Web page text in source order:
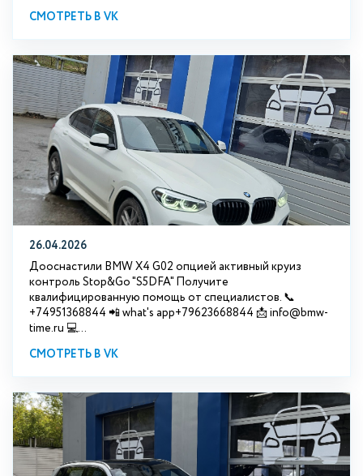
СМОТРЕТЬ В VK
26.04.2026
Дооснастили BMW X4 G02 опцией активный круиз
контроль Stop&Go "S5DFA" Получите
квалифицированную помощь от специалистов. 📞
+74951368844 📲 what's app+79623668844 📩 info@bmw-
time.ru 💻...
СМОТРЕТЬ В VK